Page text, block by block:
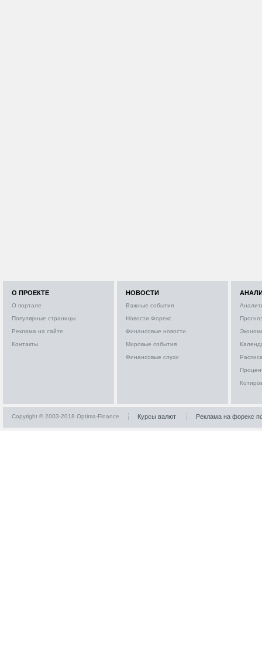
О ПРОЕКТЕ
О портале
Популярные страницы
Реклама на сайте
Контакты
НОВОСТИ
Важные события
Новости Форекс
Финансовые новости
Мировые события
Финансовые слухи
Copyright © 2003-2018 Optima-Finance Курсы валют Реклама на форекс